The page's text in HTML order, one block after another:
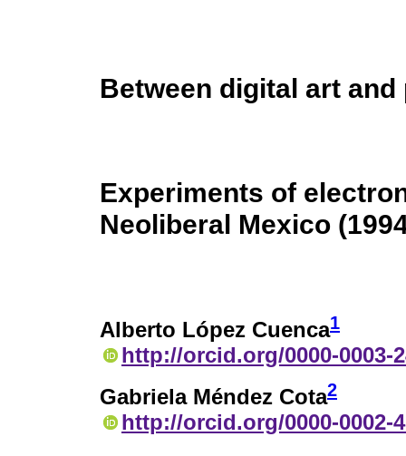
Between digital art
Experiments of
Neoliberal Mexico
Alberto López Cuenca1
http://orcid.org/0000-0003-
Gabriela Méndez Cota2
http://orcid.org/0000-0002-